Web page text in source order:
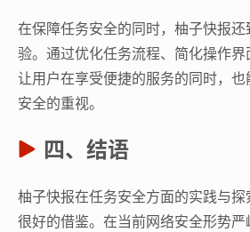
在保障任务安全的同时，柚子快报
验。通过优化任务流程、简化操作
让用户在享受便捷的服务的同时，
安全的重视。
四、结语
柚子快报在任务安全方面的实践与
很好的借鉴。在当前网络安全形势